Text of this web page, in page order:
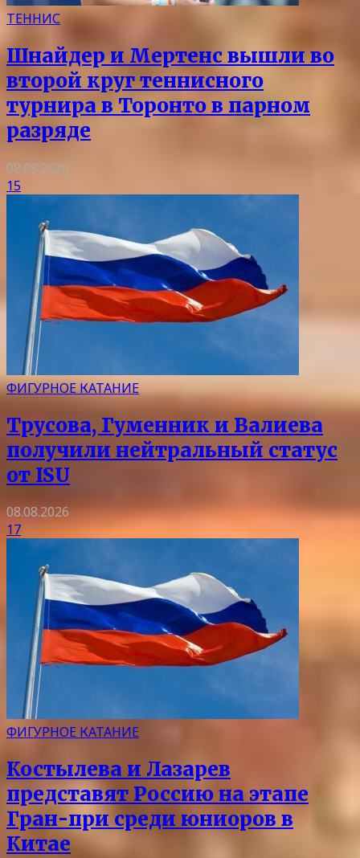
ТЕННИС
Шнайдер и Мертенс вышли во
второй круг теннисного
турнира в Торонто в парном
разряде
08.08.2026
15
ФИГУРНОЕ КАТАНИЕ
Трусова, Гуменник и Валиева
получили нейтральный статус
от ISU
08.08.2026
17
ФИГУРНОЕ КАТАНИЕ
Костылева и Лазарев
представят Россию на этапе
Гран-при среди юниоров в
Китае